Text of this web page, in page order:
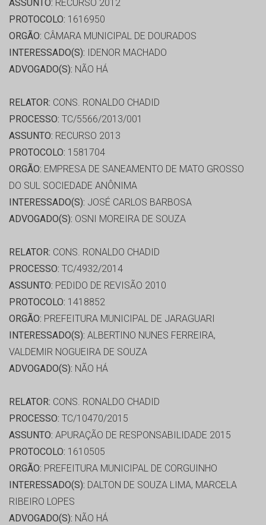
ASSUNTO: RECURSO 2012
PROTOCOLO: 1616950
ORGÃO: CÂMARA MUNICIPAL DE DOURADOS
INTERESSADO(S): IDENOR MACHADO
ADVOGADO(S): NÃO HÁ
RELATOR: CONS. RONALDO CHADID
PROCESSO: TC/5566/2013/001
ASSUNTO: RECURSO 2013
PROTOCOLO: 1581704
ORGÃO: EMPRESA DE SANEAMENTO DE MATO GROSSO
DO SUL SOCIEDADE ANÔNIMA
INTERESSADO(S): JOSÉ CARLOS BARBOSA
ADVOGADO(S): OSNI MOREIRA DE SOUZA
RELATOR: CONS. RONALDO CHADID
PROCESSO: TC/4932/2014
ASSUNTO: PEDIDO DE REVISÃO 2010
PROTOCOLO: 1418852
ORGÃO: PREFEITURA MUNICIPAL DE JARAGUARI
INTERESSADO(S): ALBERTINO NUNES FERREIRA,
VALDEMIR NOGUEIRA DE SOUZA
ADVOGADO(S): NÃO HÁ
RELATOR: CONS. RONALDO CHADID
PROCESSO: TC/10470/2015
ASSUNTO: APURAÇÃO DE RESPONSABILIDADE 2015
PROTOCOLO: 1610505
ORGÃO: PREFEITURA MUNICIPAL DE CORGUINHO
INTERESSADO(S): DALTON DE SOUZA LIMA, MARCELA
RIBEIRO LOPES
ADVOGADO(S): NÃO HÁ